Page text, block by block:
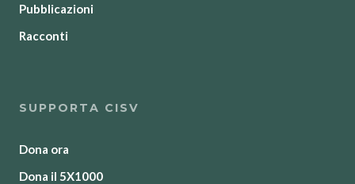
Pubblicazioni
Racconti
SUPPORTA CISV
Dona ora
Dona il 5X1000